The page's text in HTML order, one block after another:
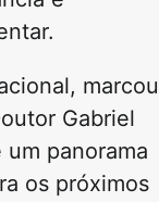
marcou
Gabriel
panorama
os próximos